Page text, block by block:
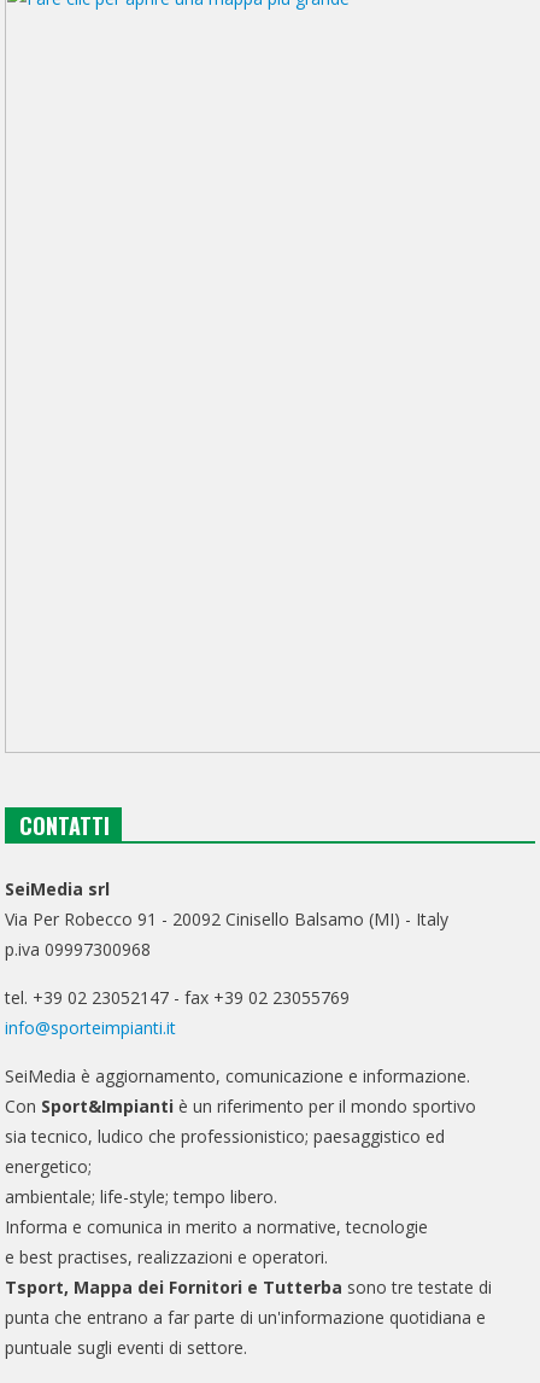
CONTATTI
SeiMedia srl
Via Per Robecco 91 - 20092 Cinisello Balsamo (MI) - Italy
p.iva 09997300968
tel. +39 02 23052147 - fax +39 02 23055769
info@sporteimpianti.it
SeiMedia è aggiornamento, comunicazione e informazione.
Con Sport&Impianti è un riferimento per il mondo sportivo
sia tecnico, ludico che professionistico; paesaggistico ed
energetico;
ambientale; life-style; tempo libero.
Informa e comunica in merito a normative, tecnologie
e best practises, realizzazioni e operatori.
Tsport, Mappa dei Fornitori e Tutterba sono tre testate di
punta che entrano a far parte di un'informazione quotidiana e
puntuale sugli eventi di settore.